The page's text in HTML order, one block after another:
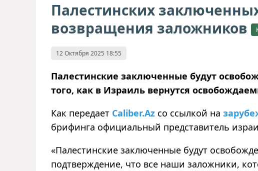
Палестинских
возвращения заложников
12 Октября 2025 18:55
Палестинские заключенные будут
того, как в Израиль вернутся
Как передает Caliber.Az со ссылкой на
брифинга официальный представитель
«Палестинские заключенные будут
подтверждение, что все наши заложники,